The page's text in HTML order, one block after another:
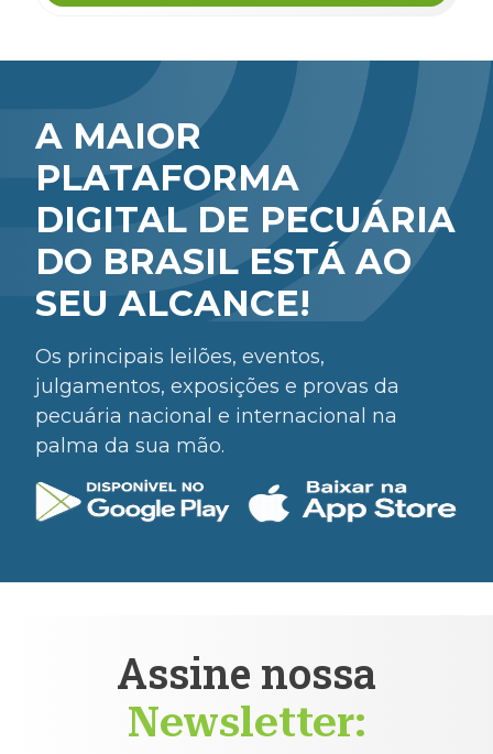
A MAIOR
PLATAFORMA
DIGITAL DE PECUÁRIA
DO BRASIL ESTÁ AO
SEU ALCANCE!
Os principais leilões, eventos,
julgamentos, exposições e provas da
pecuária nacional e internacional na
palma da sua mão.
Assine nossa
Newsletter: